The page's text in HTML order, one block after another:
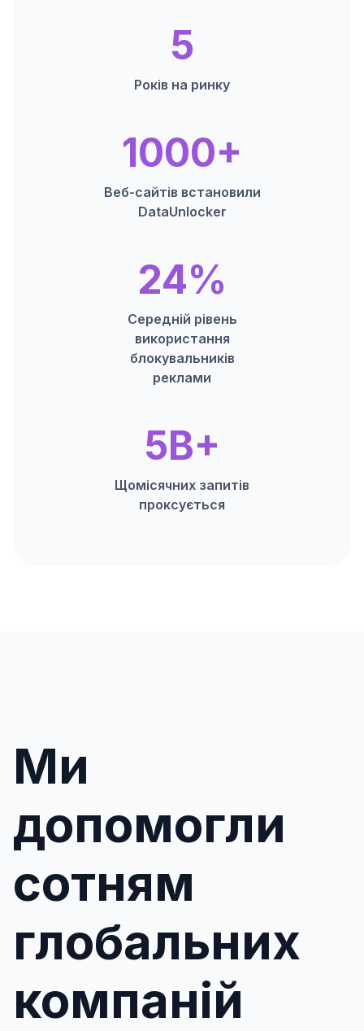
5
Років на ринку
1000+
Веб-сайтів встановили
DataUnlocker
24%
Середній рівень
використання
блокувальників
реклами
5B+
Щомісячних запитів
проксується
Ми
допомогли
сотням
глобальних
компаній